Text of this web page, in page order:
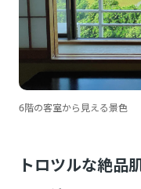
6階の客室から見える景色
トロツルな絶品